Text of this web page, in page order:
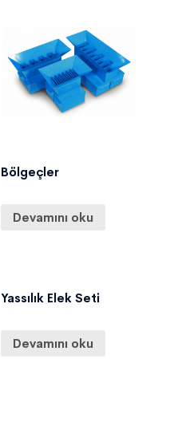
Bölgeçler
Devamını oku
Yassılık Elek Seti
Devamını oku